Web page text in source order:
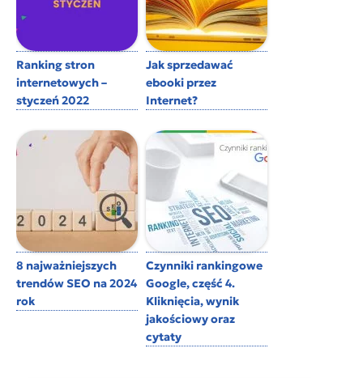
Ranking stron
internetowych –
styczeń 2022
Jak sprzedawać
ebooki przez
Internet?
8 najważniejszych
trendów SEO na 2024
rok
Czynniki rankingowe
Google, część 4.
Kliknięcia, wynik
jakościowy oraz
cytaty